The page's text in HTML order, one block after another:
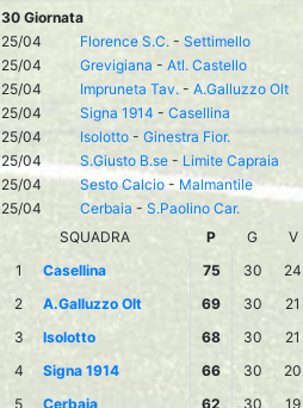
30 Giornata
25/04
Florence S.C. - Settimello
25/04
Grevigiana - Atl. Castello
25/04
Impruneta Tav. - A.Galluzzo Olt
25/04
Signa 1914 - Casellina
25/04
Isolotto - Ginestra Fior.
25/04
S.Giusto B.se - Limite Capraia
25/04
Sesto Calcio - Malmantile
25/04
Cerbaia - S.Paolino Car.
SQUADRA
P G V
1
Casellina 75 30 24
2
A.Galluzzo Olt 69 30 21
3
Isolotto 68 30 21
4
Signa 1914 66 30 20
5
Cerbaia 62 30 19